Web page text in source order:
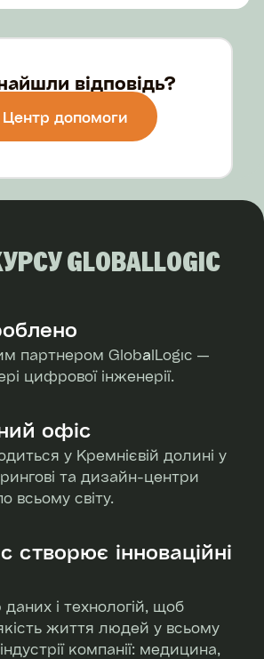
відповідь?
Центр допомоги
GLOBALLOGIC
партнером GlobalLogic —
цифрової інженерії.
офіс
у Кремнієвій долині у
та дизайн-центри
всьому світу.
створює інноваційні
і технологій, щоб
життя людей у всьому
компанії: медицина,